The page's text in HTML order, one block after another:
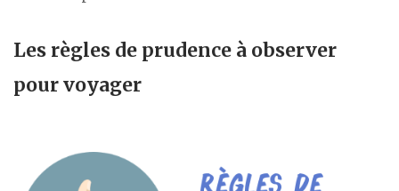
Les règles de prudence à observer
pour voyager